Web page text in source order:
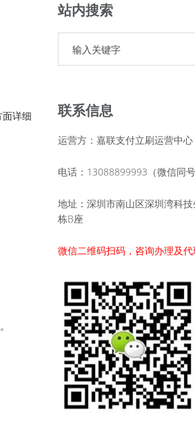
详细
站内搜索
联系信息
运营方：嘉联支付立刷运营中心
电话：13088899993（微信同号
地址：深圳市南山区深圳湾科
栋B座
微信二维码扫码，咨询办理及代